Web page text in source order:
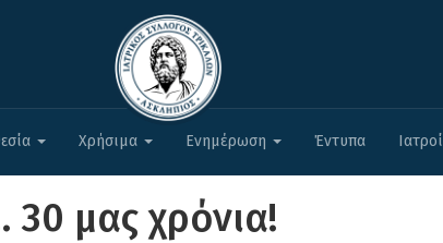
Χρήσιμα Ενημέρωση Έντυπα Ιατροί
30 μας χρόνια!